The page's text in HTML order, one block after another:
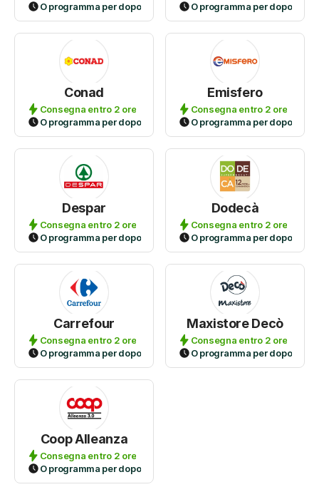
O programma per dopo
O programma per dopo
Conad
Consegna entro 2 ore
O programma per dopo
Emisfero
Consegna entro 2 ore
O programma per dopo
Despar
Consegna entro 2 ore
O programma per dopo
Dodecà
Consegna entro 2 ore
O programma per dopo
Carrefour
Consegna entro 2 ore
O programma per dopo
Maxistore Decò
Consegna entro 2 ore
O programma per dopo
Coop Alleanza
Consegna entro 2 ore
O programma per dopo